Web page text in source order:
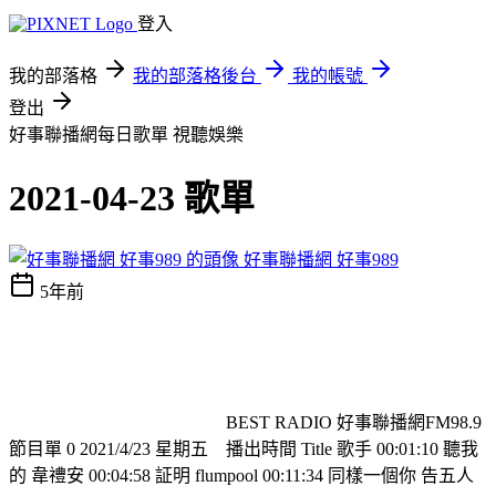
登入
我的部落格 我的部落格後台
我的帳號
登出
好事聯播網每日歌單 視聽娛樂
2021-04-23 歌單
好事聯播網 好事989
5年前
BEST RADIO 好事聯播網FM98.9
節目單 0 2021/4/23 星期五
播出時間 Title 歌手 00:01:10 聽我
的 韋禮安 00:04:58 証明 flumpool 00:11:34 同樣一個你 告五人